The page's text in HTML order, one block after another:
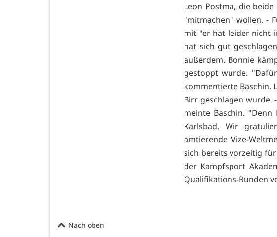
Leon Postma, die
"mitmachen" wollen. -
mit "er hat leider nicht
hat sich gut
außerdem. Bonnie
gestoppt wurde.
kommentierte Baschin.
Birr geschlagen wurde.
meinte Baschin.
Karlsbad. Wir
amtierende Vize-
sich bereits vorzeitig
der Kampfsport
Qualifikations-Runden
Nach oben